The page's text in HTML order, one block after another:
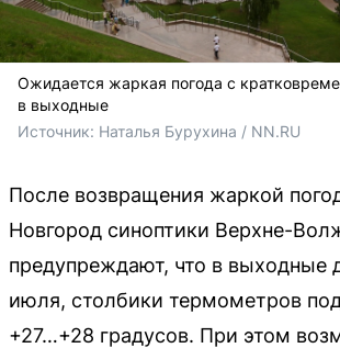
Ожидается жаркая погода с
в выходные
Источник: Наталья Бурухина / NN.RU
После возвращения жаркой
Новгород синоптики Верхне-
предупреждают, что в выходные
июля, столбики термометров
+27…+28 градусов. При этом